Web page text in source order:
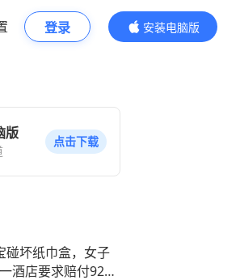
登录
安装电脑版
内容更精彩
版 点击下载
碰坏纸巾盒，女子
酒店要求赔付924